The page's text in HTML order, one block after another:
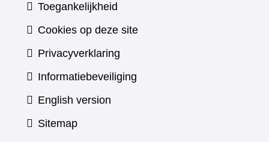
Toegankelijkheid
Cookies op deze site
Privacyverklaring
Informatiebeveiliging
English version
Sitemap